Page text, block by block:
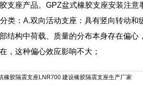
支座产品。GPZ盆式橡胶支座安装注
类：A.双向活动支座：具有竖向转动和
结构中荷载、质量的分布本身存在偏
，这种偏心效应影响不大；
橡胶隔震支座LNR700 建设橡胶隔震支座生产厂家